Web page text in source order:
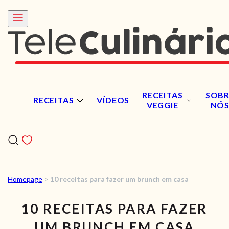
RECEITAS VÍDEOS
RECEITAS
VEGGIE
NÓS
RECEITAS
VÍDEOS
Homepage > 10 receitas para fazer um brunch em casa
10 RECEITAS PARA FAZER